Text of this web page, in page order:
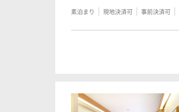
素泊まり 現地決済可 事前決済可